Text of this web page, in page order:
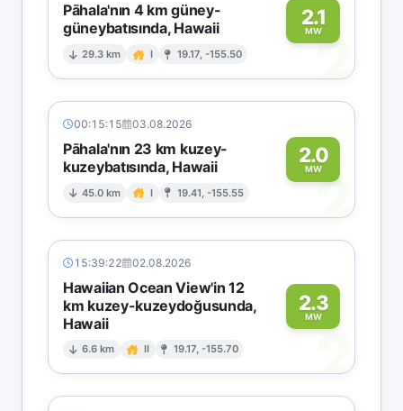
Pāhala'nın 4 km güney-
güneybatısında, Hawaii
29.3 km I 19.17, -155.50
2.1
MW2
00:15:15 03.08.2026
Pāhala'nın 23 km kuzey-
kuzeybatısında, Hawaii
45.0 km I 19.41, -155.55
2.0
MW2
15:39:22 02.08.2026
Hawaiian Ocean View'in 12
km kuzey-kuzeydoğusunda,
Hawaii
6.6 km II 19.17, -155.70
2.3
MW
2